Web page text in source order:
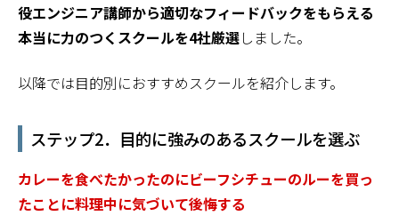
役エンジニア講師から適切なフィードバックをもらえる
本当に力のつくスクールを4社厳選しました。
以降では目的別におすすめスクールを紹介します。
ステップ2．目的に強みのあるスクールを選ぶ
カレーを食べたかったのにビーフシチューのルーを買っ
たことに料理中に気づいて後悔する